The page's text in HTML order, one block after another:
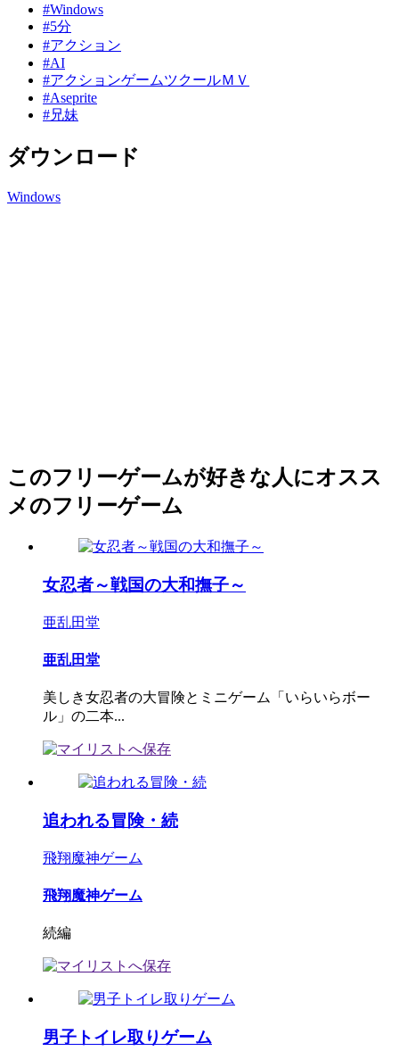
#Windows
#5分
#アクション
#AI
#アクションゲームツクールＭＶ
#Aseprite
#兄妹
ダウンロード
Windows
このフリーゲームが好きな人にオスス
メのフリーゲーム
女忍者～戦国の大和撫子～
亜乱田堂
亜乱田堂
美しき女忍者の大冒険とミニゲーム「いらいらボー
ル」の二本...
追われる冒険・続
飛翔魔神ゲーム
飛翔魔神ゲーム
続編
男子トイレ取りゲーム